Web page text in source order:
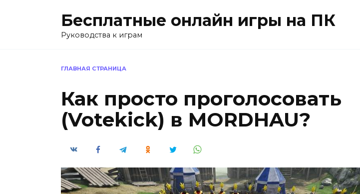
Бесплатные онлайн игры на ПК
Руководства к играм
ГЛАВНАЯ СТРАНИЦА
Как просто проголосовать
(Votekick) в MORDHAU?